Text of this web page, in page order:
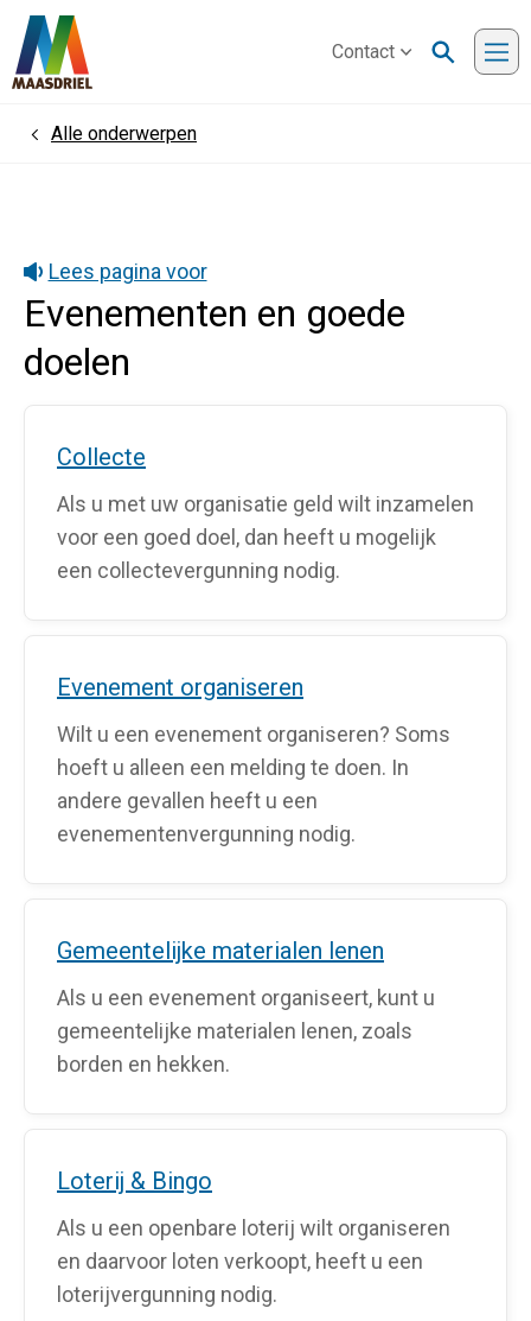
Contact
HomeAlle onderwerpen
Lees pagina voor
Evenementen en goede
doelen
Collecte
Als u met uw organisatie geld wilt inzamelen
voor een goed doel, dan heeft u mogelijk
een collectevergunning nodig.
Evenement organiseren
Wilt u een evenement organiseren? Soms
hoeft u alleen een melding te doen. In
andere gevallen heeft u een
evenementenvergunning nodig.
Gemeentelijke materialen lenen
Als u een evenement organiseert, kunt u
gemeentelijke materialen lenen, zoals
borden en hekken.
Loterij & Bingo
Als u een openbare loterij wilt organiseren
en daarvoor loten verkoopt, heeft u een
loterijvergunning nodig.